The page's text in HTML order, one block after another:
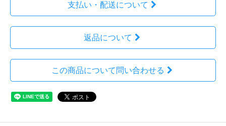
支払い・配送について
返品について
この商品について問い合わせる